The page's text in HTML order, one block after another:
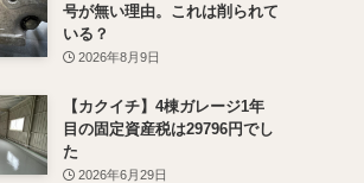
号が無い理由。これは削られて
いる？
2026年8月9日
【カクイチ】4棟ガレージ1年
目の固定資産税は29796円でし
た
2026年6月29日